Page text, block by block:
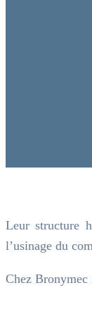
Leur structure
l’usinage du
Chez Bronymec